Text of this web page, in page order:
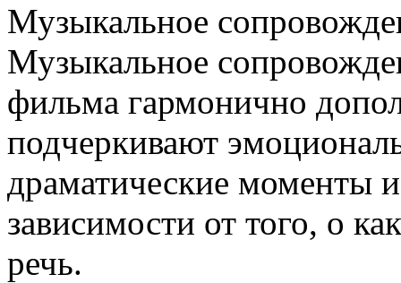
Музыкальное
Музыкальное
фильма гармонично
подчеркивают
драматические моменты
зависимости от того, о
речь.